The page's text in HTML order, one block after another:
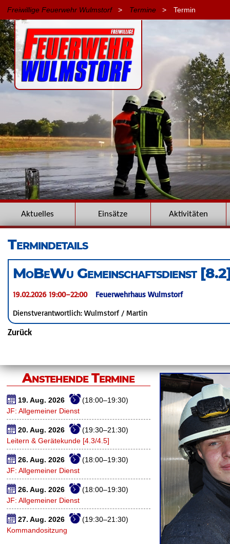
Freiwillige Feuerwehr Wulmstorf> Termine > Termin
NavigationAktuelles Einsätze Aktivitäten
Termindetails
MoBeWu Gemeinschaftsdienst
19.02.2026 19:00–22:00
Feuerwehrhaus Wulmstorf
Dienstverantwortlich: Wulmstorf / Martin
Zurück
Anstehende Termine
19. Aug. 2026
(18:00–19:30)
JF: Allgemeiner Dienst
20. Aug. 2026
(19:30–21:30)
Leitern & Gerätekunde [4.3/4.5]
26. Aug. 2026
(18:00–19:30)
JF: Allgemeiner Dienst
26. Aug. 2026
(18:00–19:30)
JF: Allgemeiner Dienst
27. Aug. 2026
(19:30–21:30)
Kommandositzung